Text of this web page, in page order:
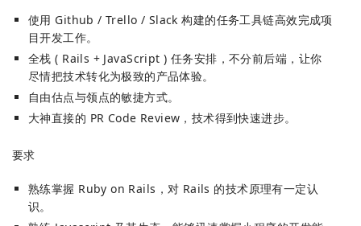
使用 Github / Trello / Slack 构建的任务工具链高效完成项
目开发工作。
全栈 ( Rails + JavaScript ) 任务安排，不分前后端，让你
尽情把技术转化为极致的产品体验。
自由估点与领点的敏捷方式。
大神直接的 PR Code Review，技术得到快速进步。
要求
熟练掌握 Ruby on Rails，对 Rails 的技术原理有一定认
识。